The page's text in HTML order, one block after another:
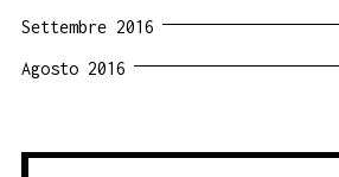
Settembre 2016
Agosto 2016